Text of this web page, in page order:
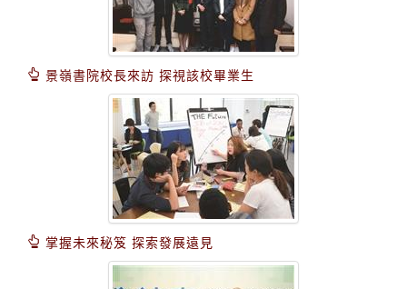
景嶺書院校長來訪 探視該校畢業生
掌握未來秘笈 探索發展遠見